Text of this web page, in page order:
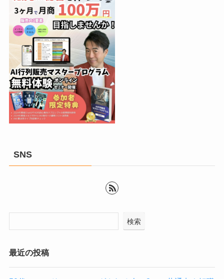
SNS
検索
最近の投稿